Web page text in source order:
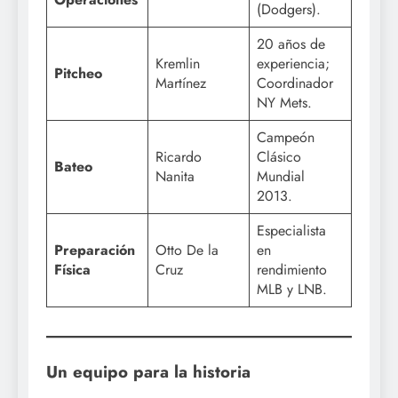
(Dodgers).
Pitcheo
Kremlin
Martínez
20 años de
experiencia;
Coordinador
NY Mets.
Bateo
Ricardo
Nanita
Campeón
Clásico
Mundial
2013.
Preparación
Física
Otto De la
Cruz
Especialista
en
rendimiento
MLB y LNB.
Un equipo para la historia